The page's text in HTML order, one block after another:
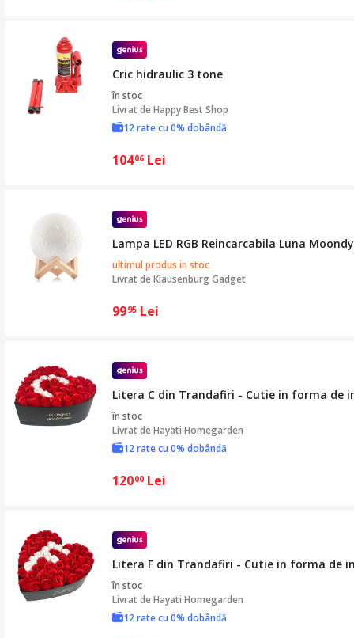
Cric hidraulic 3 tone
în stoc
Livrat deHappy Best Shop
12 rate cu 0% dobândă
10406 Lei
Lampa LED RGB Reincarcabila Luna
ultimul produs in stoc
Livrat deKlausenburg Gadget
9995 Lei
Litera C din Trandafiri - Cutie in forma de
în stoc
Livrat deHayati Homegarden
12 rate cu 0% dobândă
12000 Lei
Litera F din Trandafiri - Cutie in forma de
în stoc
Livrat deHayati Homegarden
12 rate cu 0% dobândă